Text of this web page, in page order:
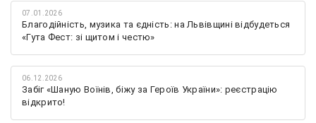
07.01.2026
Благодійність, музика та єдність: на Львівщині відбудеться
«Гута Фест: зі щитом і честю»
06.12.2026
Забіг «Шаную Воїнів, біжу за Героїв України»: реєстрацію
відкрито!